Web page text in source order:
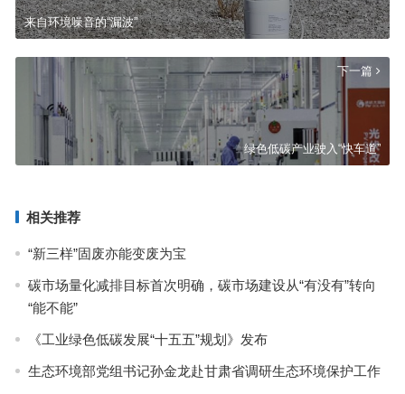
来自环境噪音的“漏波”
下一篇
绿色低碳产业驶入“快车道”
相关推荐
“新三样”固废亦能变废为宝
碳市场量化减排目标首次明确，碳市场建设从“有没有”转向
“能不能”
《工业绿色低碳发展“十五五”规划》发布
生态环境部党组书记孙金龙赴甘肃省调研生态环境保护工作